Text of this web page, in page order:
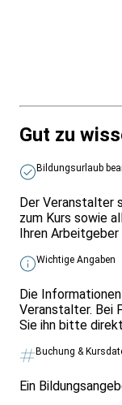
Gut zu
Bildungsurlaub
Der Veranstalter
zum Kurs sowie
Ihren Arbeitgeber
Wichtige Angaben
Die
Veranstalter. Bei
Sie ihn bitte
Buchung &
Ein